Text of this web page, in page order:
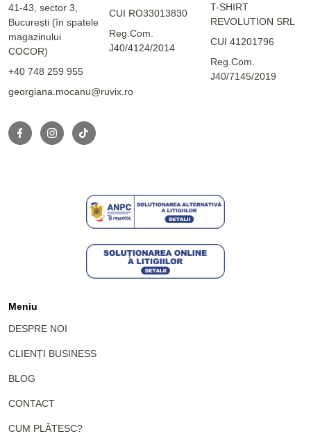
41-43, sector 3,
București (în spatele
magazinului
COCOR)
+40 748 259 955
georgiana.mocanu@ruvix.ro
CUI RO33013830
Reg.Com.
J40/4124/2014
T-SHIRT
REVOLUTION SRL
CUI 41201796
Reg.Com.
J40/7145/2019
Meniu
DESPRE NOI
CLIENȚI BUSINESS
BLOG
CONTACT
CUM PLĂTESC?